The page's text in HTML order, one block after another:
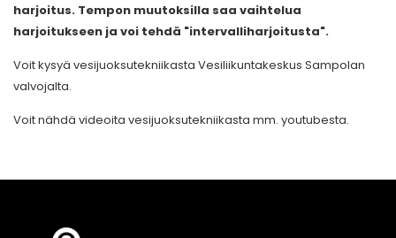
harjoitus. Tempon muutoksilla saa vaihtelua
harjoitukseen ja voi tehdä "intervalliharjoitusta".
Voit kysyä vesijuoksutekniikasta Vesiliikuntakeskus Sampolan
valvojalta.
Voit nähdä videoita vesijuoksutekniikasta mm. youtubesta.